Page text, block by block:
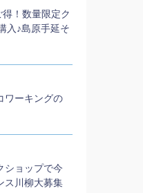
得！数量限定ク
入♪島原手延そ
ワーキングの
ショップで今
ス川柳大募集